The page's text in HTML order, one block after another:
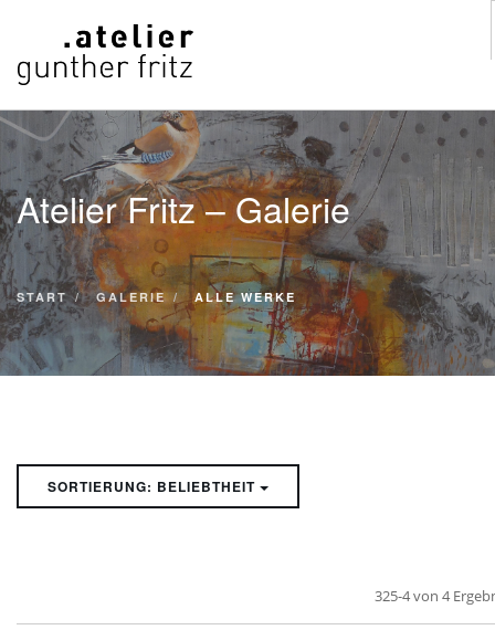
START
WERKE
VITA
KONTAKT
GALERIE
SUCHE
Atelier Fritz – Galerie
START GALERIE ALLE WERKE
SORTIERUNG: BELIEBTHEIT
325-4 von 4